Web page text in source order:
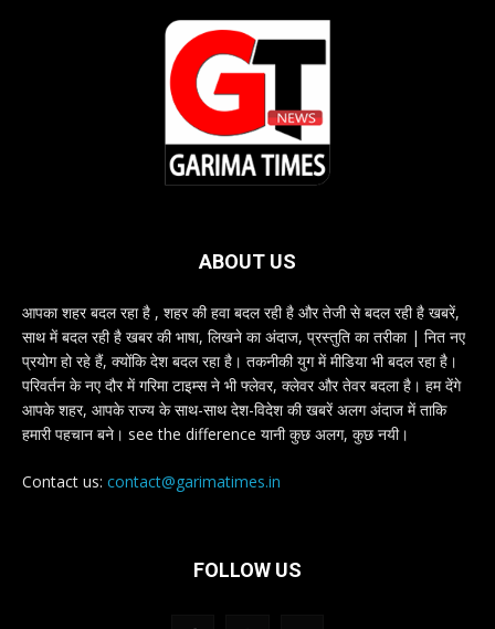
ABOUT US
आपका शहर बदल रहा है , शहर की हवा बदल रही है और तेजी से बदल रही है खबरें,
साथ में बदल रही है खबर की भाषा, लिखने का अंदाज, प्रस्तुति का तरीका | नित नए
प्रयोग हो रहे हैं, क्योंकि देश बदल रहा है। तकनीकी युग में मीडिया भी बदल रहा है।
परिवर्तन के नए दौर में गरिमा टाइम्स ने भी फ्लेवर, क्लेवर और तेवर बदला है। हम देंगे
आपके शहर, आपके राज्य के साथ-साथ देश-विदेश की खबरें अलग अंदाज में ताकि
हमारी पहचान बने। see the difference यानी कुछ अलग, कुछ नयी।
Contact us: contact@garimatimes.in
FOLLOW US